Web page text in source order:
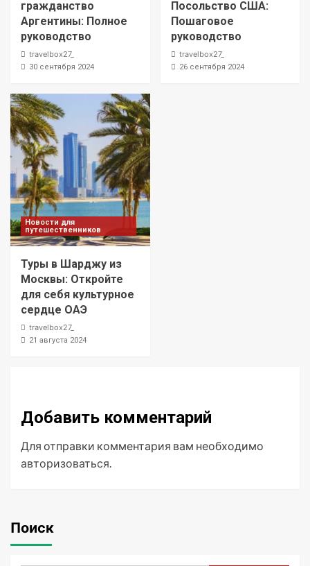
гражданство
Аргентины: Полное
руководство
travelbox27_
30 сентября 2024
Посольство США:
Пошаговое
руководство
travelbox27_
26 сентября 2024
Новости для
путешественников
Туры в Шарджу из
Москвы: Откройте
для себя культурное
сердце ОАЭ
travelbox27_
21 августа 2024
Добавить комментарий
Для отправки комментария вам необходимо
авторизоваться.
Поиск